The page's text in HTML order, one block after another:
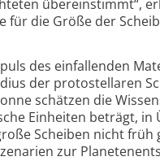
übereinstimmt“,
für die Größe der
des ein­fallenden
der proto­stellaren
schätzen die
Einheiten beträgt,
Scheiben nicht
zur